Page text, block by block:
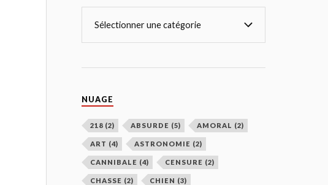
NUAGE
218 (2) ABSURDE (5) AMORAL (2)
ART (4) ASTRONOMIE (2)
CANNIBALE (4) CENSURE (2)
CHASSE (2) CHIEN (3)